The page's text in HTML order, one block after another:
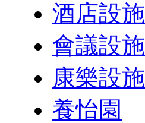
酒店設施
會議設施
康樂設施
養怡園